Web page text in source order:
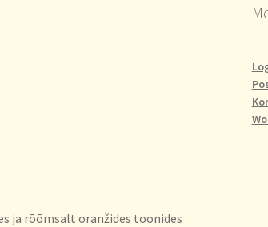
ja rõõmsalt oranžides toonides